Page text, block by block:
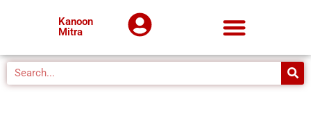
Kanoon
Mitra